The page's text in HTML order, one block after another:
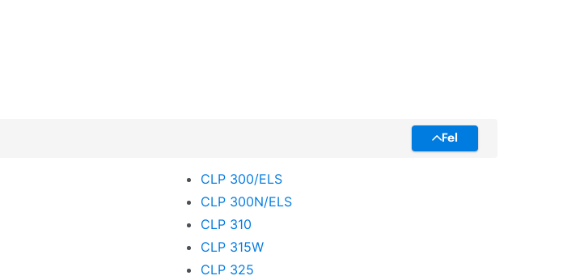
Fel
CLP 300/ELS
CLP 300N/ELS
CLP 310
CLP 315W
CLP 325